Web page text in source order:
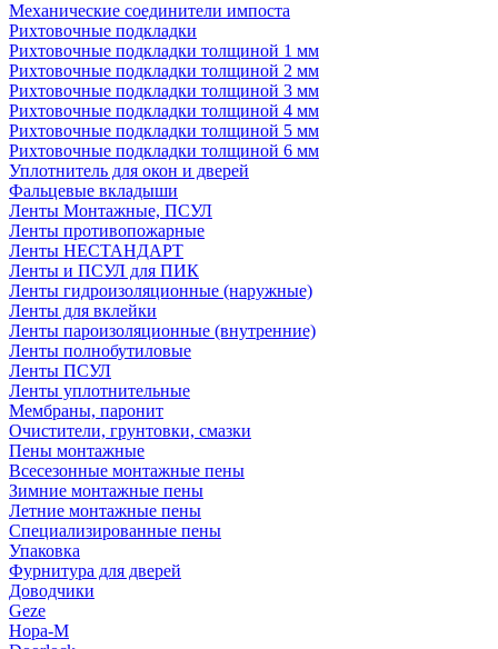
Механические соединители импоста
Рихтовочные подкладки
Рихтовочные подкладки толщиной 1 мм
Рихтовочные подкладки толщиной 2 мм
Рихтовочные подкладки толщиной 3 мм
Рихтовочные подкладки толщиной 4 мм
Рихтовочные подкладки толщиной 5 мм
Рихтовочные подкладки толщиной 6 мм
Уплотнитель для окон и дверей
Фальцевые вкладыши
Ленты Монтажные, ПСУЛ
Ленты противопожарные
Ленты НЕСТАНДАРТ
Ленты и ПСУЛ для ПИК
Ленты гидроизоляционные (наружные)
Ленты для вклейки
Ленты пароизоляционные (внутренние)
Ленты полнобутиловые
Ленты ПСУЛ
Ленты уплотнительные
Мембраны, паронит
Очистители, грунтовки, смазки
Пены монтажные
Всесезонные монтажные пены
Зимние монтажные пены
Летние монтажные пены
Специализированные пены
Упаковка
Фурнитура для дверей
Доводчики
Geze
Нора-М